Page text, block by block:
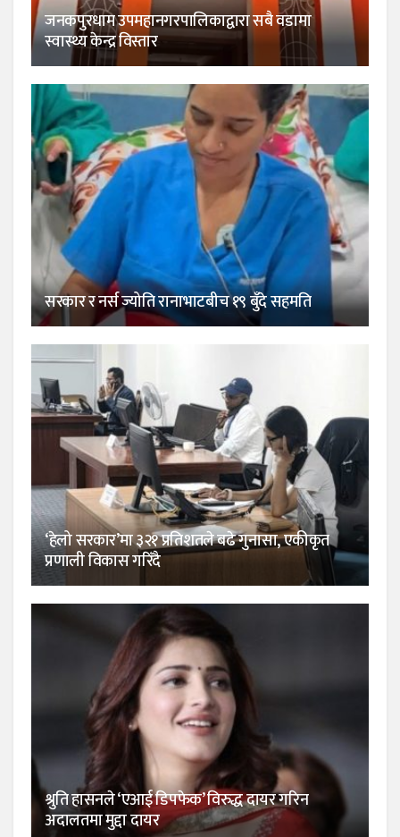
जनकपुरधाम उपमहानगरपालिकाद्वारा सबै वडामा
स्वास्थ्य केन्द्र विस्तार
सरकार र नर्स ज्योति रानाभाटबीच १९ बुँदे सहमति
‘हेलो सरकार’मा ३२१ प्रतिशतले बढे गुनासा, एकीकृत
प्रणाली विकास गरिँदै
श्रुति हासनले ‘एआई डिपफेक’ विरुद्ध दायर गरिन
अदालतमा मुद्दा दायर